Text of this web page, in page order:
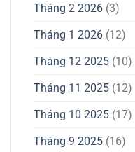
Tháng 2 2026 (3)
Tháng 1 2026 (12)
Tháng 12 2025 (10)
Tháng 11 2025 (12)
Tháng 10 2025 (17)
Tháng 9 2025 (16)